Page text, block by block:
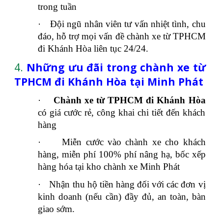
trong tuần
·
Đội ngũ nhân viên tư vấn nhiệt tình, chu
đáo, hỗ trợ mọi vấn đề chành xe từ TPHCM
đi Khánh Hòa liên tục 24/24.
4. Những ưu đãi trong chành xe từ
TPHCM đi Khánh Hòa tại Minh Phát
·
Chành xe từ TPHCM đi Khánh Hòa
có giá cước rẻ, công khai chi tiết đến khách
hàng
·
Miễn cước vào chành xe cho khách
hàng, miễn phí 100% phí nâng hạ, bốc xếp
hàng hóa tại kho chành xe Minh Phát
·
Nhận thu hộ tiền hàng đối với các đơn vị
kinh doanh (nếu cần) đầy đủ, an toàn, bàn
giao sớm.